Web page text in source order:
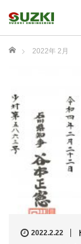
ホーム 2022年 2月
2022.2.22